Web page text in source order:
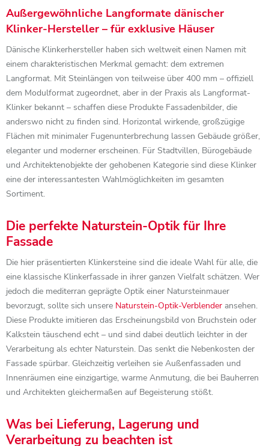
Außergewöhnliche Langformate dänischer
Klinker-Hersteller – für exklusive Häuser
Dänische Klinkerhersteller haben sich weltweit einen Namen mit
einem charakteristischen Merkmal gemacht: dem extremen
Langformat. Mit Steinlängen von teilweise über 400 mm – offiziell
dem Modulformat zugeordnet, aber in der Praxis als Langformat-
Klinker bekannt – schaffen diese Produkte Fassadenbilder, die
anderswo nicht zu finden sind. Horizontal wirkende, großzügige
Flächen mit minimaler Fugenunterbrechung lassen Gebäude größer,
eleganter und moderner erscheinen. Für Stadtvillen, Bürogebäude
und Architektenobjekte der gehobenen Kategorie sind diese Klinker
eine der interessantesten Wahlmöglichkeiten im gesamten
Sortiment.
Die perfekte Naturstein-Optik für Ihre
Fassade
Die hier präsentierten Klinkersteine sind die ideale Wahl für alle, die
eine klassische Klinkerfassade in ihrer ganzen Vielfalt schätzen. Wer
jedoch die mediterran geprägte Optik einer Natursteinmauer
bevorzugt, sollte sich unsere Naturstein-Optik-Verblender ansehen.
Diese Produkte imitieren das Erscheinungsbild von Bruchstein oder
Kalkstein täuschend echt – und sind dabei deutlich leichter in der
Verarbeitung als echter Naturstein. Das senkt die Nebenkosten der
Fassade spürbar. Gleichzeitig verleihen sie Außenfassaden und
Innenräumen eine einzigartige, warme Anmutung, die bei Bauherren
und Architekten gleichermaßen auf Begeisterung stößt.
Was bei Lieferung, Lagerung und
Verarbeitung zu beachten ist